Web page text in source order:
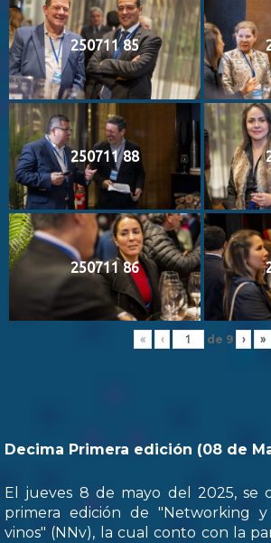
250711 85
250711 88
250711 86
« ‹ de 9 › »
Decima Primera edición (08 de
El jueves 8 de mayo del 2025, se
primera edición de "Networking y
vinos" (NNv), la cual conto con la